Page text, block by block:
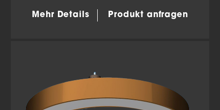
Mehr Details Produkt anfragen